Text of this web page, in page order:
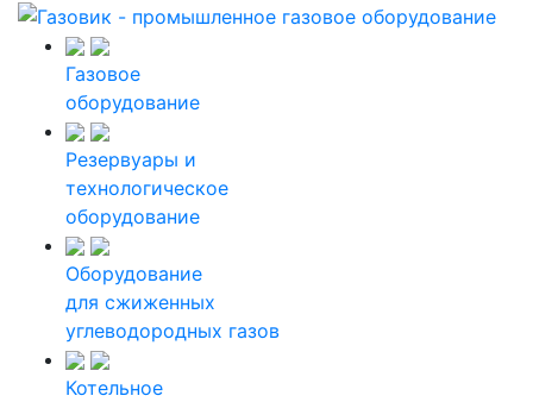
Газовое
оборудование
Резервуары и
технологическое
оборудование
Оборудование
для сжиженных
углеводородных газов
Котельное